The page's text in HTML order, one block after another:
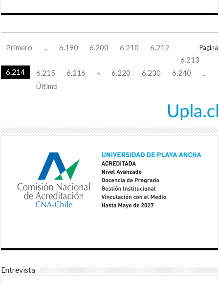
Pagina
Primero 6.190 6.200 6.210
6.212
6.213
6.214
6.215 6.216 » 6.220 6.230 6.240
Último
Entrevista